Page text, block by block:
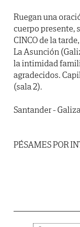
Ruegan una
cuerpo presente,
CINCO de la
La Asunción
la intimidad
agradecidos.
(sala 2).
Santander -
PÉSAMES POR